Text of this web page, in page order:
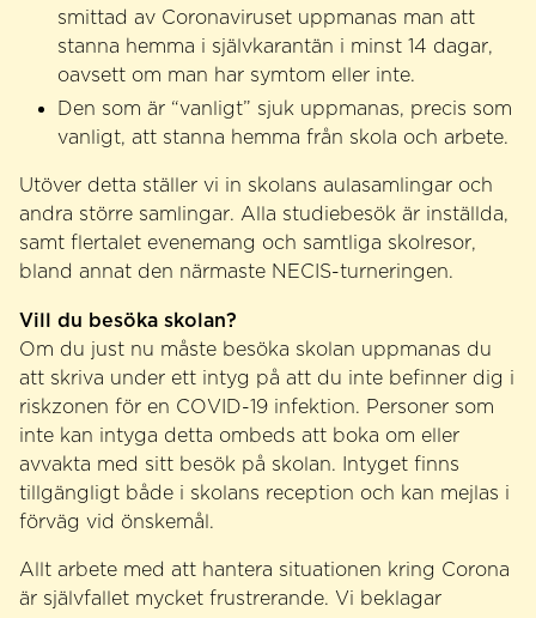
smittad av Coronaviruset uppmanas man att
stanna hemma i självkarantän i minst 14 dagar,
oavsett om man har symtom eller inte.
Den som är “vanligt” sjuk uppmanas, precis som
vanligt, att stanna hemma från skola och arbete.
Utöver detta ställer vi in skolans aulasamlingar och
andra större samlingar. Alla studiebesök är inställda,
samt flertalet evenemang och samtliga skolresor,
bland annat den närmaste NECIS-turneringen.
Vill du besöka skolan?
Om du just nu måste besöka skolan uppmanas du
att skriva under ett intyg på att du inte befinner dig i
riskzonen för en COVID-19 infektion. Personer som
inte kan intyga detta ombeds att boka om eller
avvakta med sitt besök på skolan. Intyget finns
tillgängligt både i skolans reception och kan mejlas i
förväg vid önskemål.
Allt arbete med att hantera situationen kring Corona
är självfallet mycket frustrerande. Vi beklagar